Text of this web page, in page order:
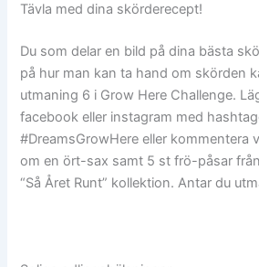
Tävla med dina skörderecept!
Du som delar en bild på dina bästa
på hur man kan ta hand om skörden
utmaning 6 i Grow Here Challenge.
facebook eller instagram med
#DreamsGrowHere eller kommentera
om en ört-sax samt 5 st frö-påsar från
“Så Året Runt” kollektion. Antar du